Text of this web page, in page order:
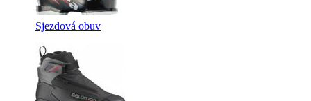
Sjezdová obuv